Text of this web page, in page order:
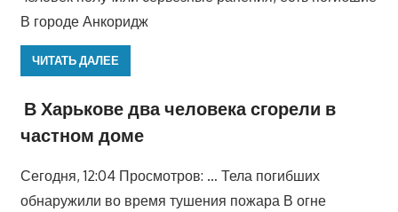
В городе Анкоридж
ЧИТАТЬ ДАЛЕЕ
В Харькове два человека сгорели в
частном доме
Сегодня, 12:04 Просмотров: … Тела погибших
обнаружили во время тушения пожара В огне